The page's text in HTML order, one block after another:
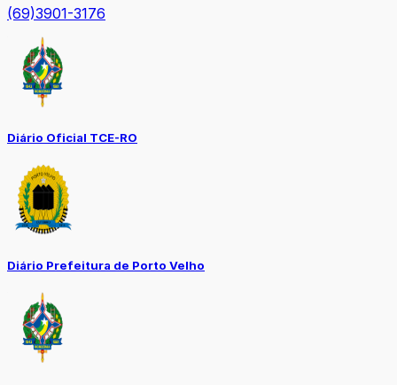
(69)3901-3176
Diário Oficial TCE-RO
Diário Prefeitura de Porto Velho